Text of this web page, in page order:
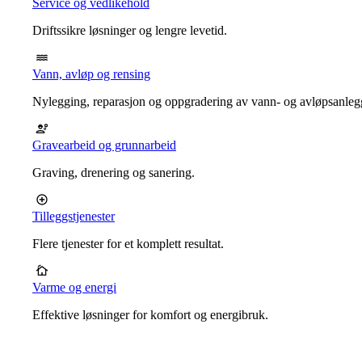
Driftssikre løsninger og lengre levetid.
Vann, avløp og rensing
Nylegging, reparasjon og oppgradering av vann- og
Gravearbeid og grunnarbeid
Graving, drenering og sanering.
Tilleggstjenester
Flere tjenester for et komplett resultat.
Varme og energi
Effektive løsninger for komfort og energibruk.